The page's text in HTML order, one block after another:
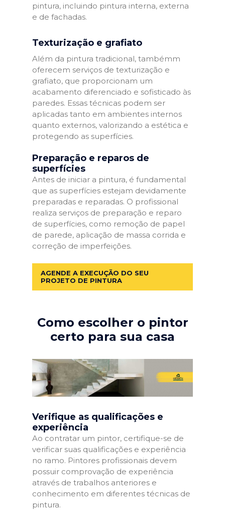
pintura, incluindo pintura interna, externa
e de fachadas.
Texturização e grafiato
Além da pintura tradicional, tambémm
oferecem serviços de texturização e
grafiato, que proporcionam um
acabamento diferenciado e sofisticado às
paredes. Essas técnicas podem ser
aplicadas tanto em ambientes internos
quanto externos, valorizando a estética e
protegendo as superfícies.
Preparação e reparos de
superfícies
Antes de iniciar a pintura, é fundamental
que as superfícies estejam devidamente
preparadas e reparadas. O profissional
realiza serviços de preparação e reparo
de superfícies, como remoção de papel
de parede, aplicação de massa corrida e
correção de imperfeições.
AGENDE A EXECUÇÃO DO SEU
PROJETO DE PINTURA
Como escolher o pintor
certo para sua casa
Verifique as qualificações e
experiência
Ao contratar um pintor, certifique-se de
verificar suas qualificações e experiência
no ramo. Pintores profissionais devem
possuir comprovação de experiência
através de trabalhos anteriores e
conhecimento em diferentes técnicas de
pintura.